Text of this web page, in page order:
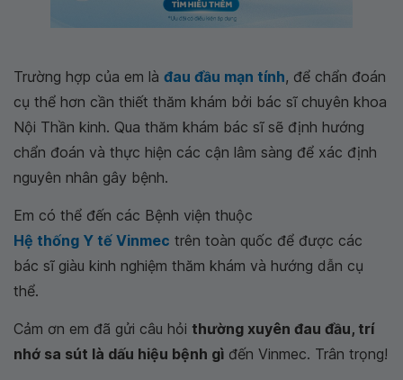
Trường hợp của em là đau đầu mạn tính, để chẩn đoán
cụ thể hơn cần thiết thăm khám bởi bác sĩ chuyên khoa
Nội Thần kinh. Qua thăm khám bác sĩ sẽ định hướng
chẩn đoán và thực hiện các cận lâm sàng để xác định
nguyên nhân gây bệnh.
Em có thể đến các Bệnh viện thuộc
Hệ thống Y tế Vinmec trên toàn quốc để được các
bác sĩ giàu kinh nghiệm thăm khám và hướng dẫn cụ
thể.
Cảm ơn em đã gửi câu hỏi thường xuyên đau đầu, trí
nhớ sa sút là dấu hiệu bệnh gì đến Vinmec. Trân trọng!